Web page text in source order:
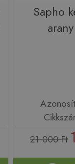
Sapho
21 000 Ft